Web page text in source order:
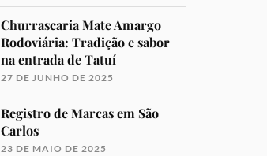
Churrascaria Mate Amargo
Rodoviária: Tradição e sabor
na entrada de Tatuí
27 DE JUNHO DE 2025
Registro de Marcas em São
Carlos
23 DE MAIO DE 2025